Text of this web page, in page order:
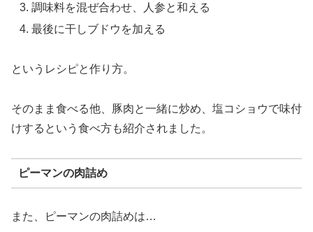
調味料を混ぜ合わせ、人参と和える
最後に干しブドウを加える
というレシピと作り方。
そのまま食べる他、豚肉と一緒に炒め、塩コショウで味付
けするという食べ方も紹介されました。
ピーマンの肉詰め
また、ピーマンの肉詰めは…